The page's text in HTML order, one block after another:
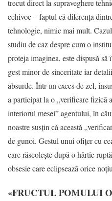
trecut direct la supraveghere
echivoc – faptul că diferența
tehnologie, nimic mai mult.
studiu de caz despre cum o
proteja imaginea, este dispusă
gest minor de sinceritate iar
absurde. Într-un exces de zel,
a participat la o „verificare fizică
interiorul mesei” agentului, în
noastre susțin că această
de gunoi. Gestul unui ofițer cu
care răscolește după o hârtie
obsesie care eclipsează orice
«FRUCTUL POMULUI